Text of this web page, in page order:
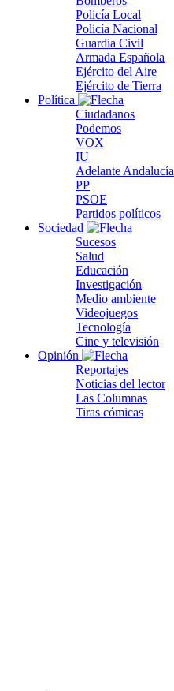
Policía Local
Policía Nacional
Guardia Civil
Armada Española
Ejército del Aire
Ejército de Tierra
Política
Ciudadanos
Podemos
VOX
IU
Adelante Andalucía
PP
PSOE
Partidos políticos
Sociedad
Sucesos
Salud
Educación
Investigación
Medio ambiente
Videojuegos
Tecnología
Cine y televisión
Opinión
Reportajes
Noticias del lector
Las Columnas
Tiras cómicas